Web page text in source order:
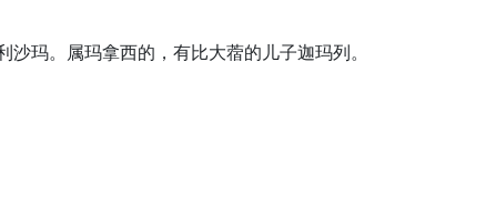
玛。属玛拿西的，有比大蓿的儿子迦玛列。